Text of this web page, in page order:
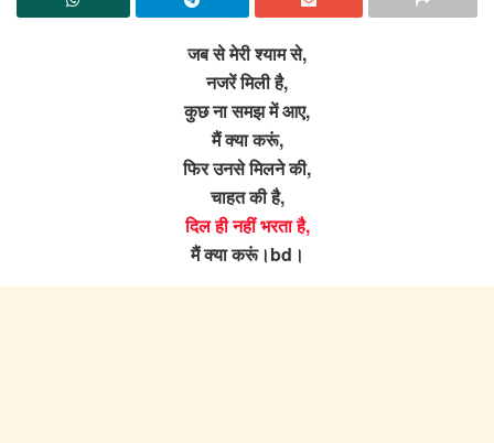
जब से मेरी श्याम से,
नजरें मिली है,
कुछ ना समझ में आए,
मैं क्या करूं,
फिर उनसे मिलने की,
चाहत की है,
दिल ही नहीं भरता है,
मैं क्या करूं।bd।